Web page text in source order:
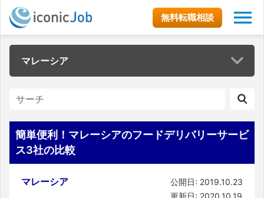
無料転職相談
マレーシア
簡単便利！マレーシアのフードデリバリーサービ
ス3社の比較
マレーシア
公開日: 2019.10.23
更新日: 2020.10.19